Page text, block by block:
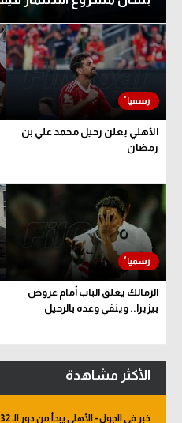
الأهلي يعلن رحيل محمد علي بن
رمضان
الزمالك يغلق الباب أمام عروض
بيزيرا.. وينفي وعده بالرحيل
الأكثر مشاهدة